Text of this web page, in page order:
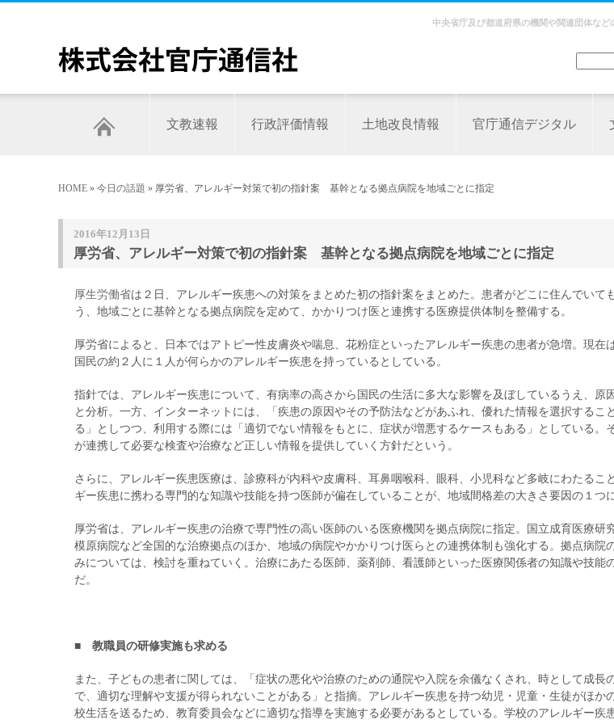
中央省庁及び都道府県の機関や関連団体な
文教速報 行政評価情報 土地改良情報 官庁通信デジタル
HOME » 今日の話題 » 厚労省、アレルギー対策で初の指針案 基幹となる拠点病院を地域ごとに指定
2016年12月13日
厚労省、アレルギー対策で初の指針案 基幹となる拠点病院を地域ごとに指定
厚生労働省は２日、アレルギー疾患への対策をまとめた初の指針案をまとめた。患者がどこに住んでいて
う、地域ごとに基幹となる拠点病院を定めて、かかりつけ医と連携する医療提供体制を整備する。
厚労省によると、日本ではアトピー性皮膚炎や喘息、花粉症といったアレルギー疾患の患者が急増。現在
国民の約２人に１人が何らかのアレルギー疾患を持っているとしている。
指針では、アレルギー疾患について、有病率の高さから国民の生活に多大な影響を及ぼしているうえ、原
と分析。一方、インターネットには、「疾患の原因やその予防法などがあふれ、優れた情報を選択するこ
る」としつつ、利用する際には「適切でない情報をもとに、症状が増悪するケースもある」としている。
が連携して必要な検査や治療など正しい情報を提供していく方針だという。
さらに、アレルギー疾患医療は、診療科が内科や皮膚科、耳鼻咽喉科、眼科、小児科など多岐にわたるこ
ギー疾患に携わる専門的な知識や技能を持つ医師が偏在していることが、地域間格差の大きさ要因の１つ
厚労省は、アレルギー疾患の治療で専門性の高い医師のいる医療機関を拠点病院に指定。国立成育医療研
模原病院など全国的な治療拠点のほか、地域の病院やかかりつけ医らとの連携体制も強化する。拠点病院
みについては、検討を重ねていく。治療にあたる医師、薬剤師、看護師といった医療関係者の知識や技能
だ。
■ 教職員の研修実施も求める
また、子どもの患者に関しては、「症状の悪化や治療のための通院や入院を余儀なくされ、時として成長
で、適切な理解や支援が得られないことがある」と指摘。アレルギー疾患を持つ幼児・児童・生徒がほか
校生活を送るため、教育委員会などに適切な指導を実施する必要があるとしている。学校のアレルギー疾